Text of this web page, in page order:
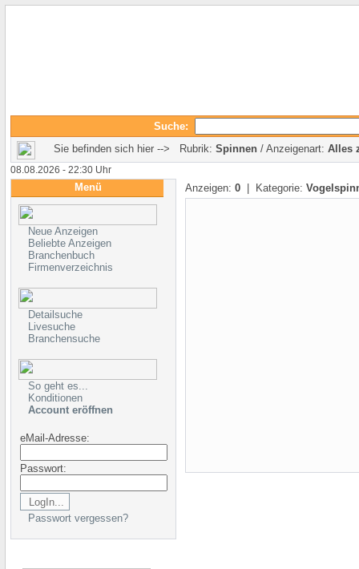
Suche:
Sie befinden sich hier --> Rubrik: Spinnen / Anzeigenart: Alles
08.08.2026 - 22:30 Uhr
Menü
Neue Anzeigen
Beliebte Anzeigen
Branchenbuch
Firmenverzeichnis
Detailsuche
Livesuche
Branchensuche
So geht es...
Konditionen
Account eröffnen
eMail-Adresse:
Passwort:
Passwort vergessen?
Anzeigen: 0 | Kategorie: